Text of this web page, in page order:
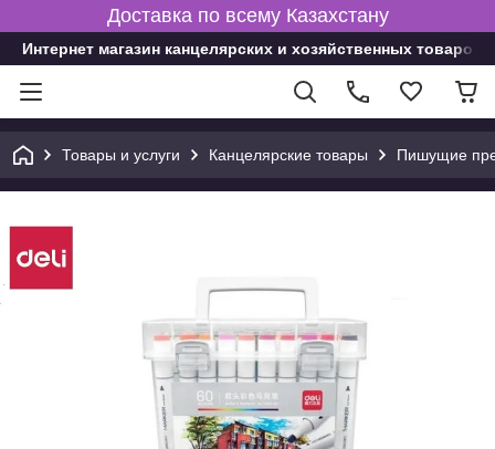
Доставка по всему Казахстану
Интернет магазин канцелярских и хозяйственных товаров
Товары и услуги Канцелярские товары Пишущие